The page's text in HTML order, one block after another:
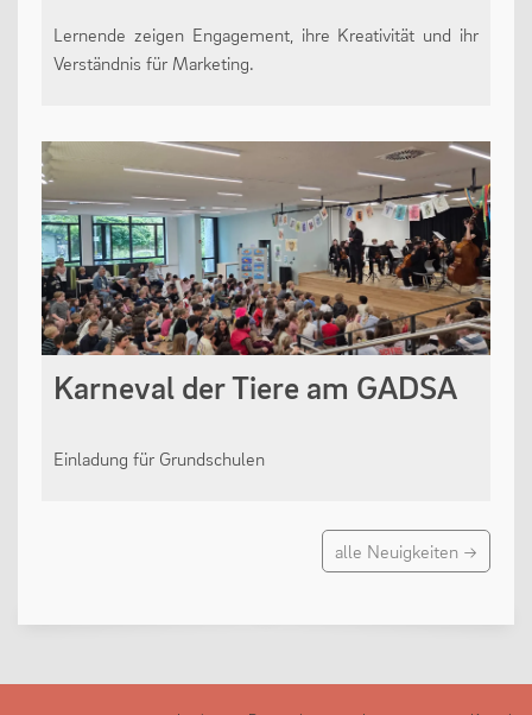
Lernende zeigen Engagement, ihre Kreativität und ihr
Verständnis für Marketing.
Karneval der Tiere am GADSA
Einladung für Grundschulen
alle Neuigkeiten →